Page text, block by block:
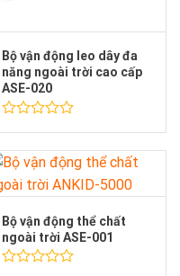
Bộ vận động leo dây đa
năng ngoài trời cao cấp
ASE-020
hạng
0
5
sao
Bộ vận động thể chất
ngoài trời ASE-001